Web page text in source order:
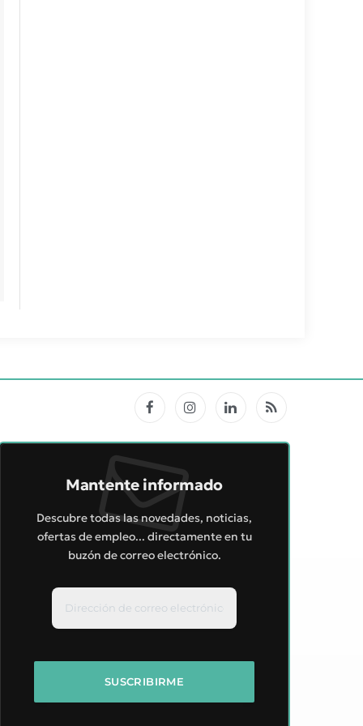
FacebookInstagramLinkedInRSS
Mantente informado
Descubre todas las novedades, noticias,
ofertas de empleo... directamente en tu
buzón de correo electrónico.